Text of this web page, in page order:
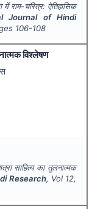
में राम-चरित्र: ऐतिहासिक
Journal of Hindi
106-108
विश्लेषण
साहित्य का तुलनात्मक
Research, Vol 12,